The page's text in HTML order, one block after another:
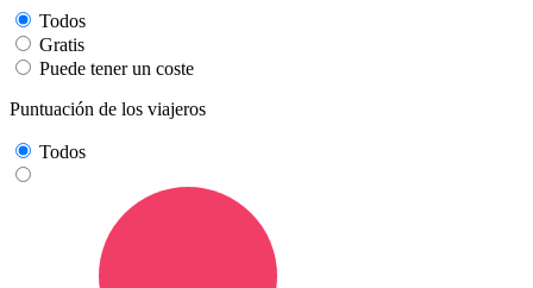
Todos
Gratis
Puede tener un coste
Puntuación de los viajeros
Todos